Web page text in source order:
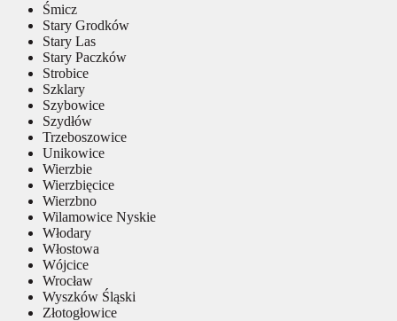
Śmicz
Stary Grodków
Stary Las
Stary Paczków
Strobice
Szklary
Szybowice
Szydłów
Trzeboszowice
Unikowice
Wierzbie
Wierzbięcice
Wierzbno
Wilamowice Nyskie
Włodary
Włostowa
Wójcice
Wrocław
Wyszków Śląski
Złotogłowice